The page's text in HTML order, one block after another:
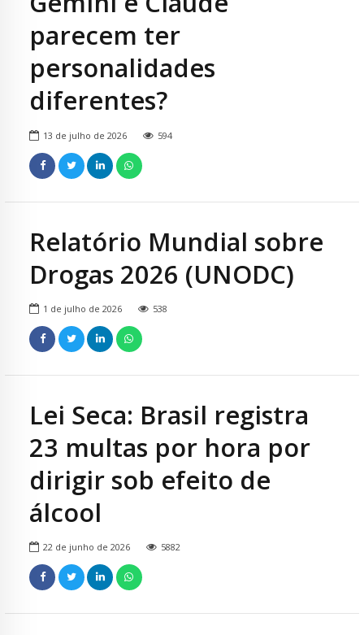
parecem ter
personalidades
diferentes?
13 de julho de 2026 594
Relatório Mundial sobre
Drogas 2026 (UNODC)
1 de julho de 2026 538
Lei Seca: Brasil registra
23 multas por hora por
dirigir sob efeito de
álcool
22 de junho de 2026 5882